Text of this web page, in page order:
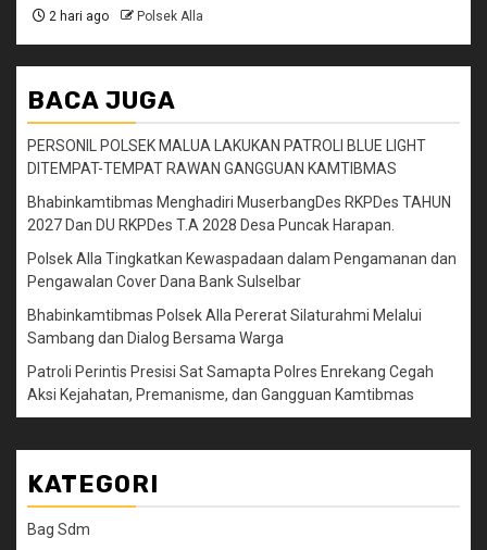
2 hari ago Polsek Alla
BACA JUGA
PERSONIL POLSEK MALUA LAKUKAN PATROLI BLUE LIGHT
DITEMPAT-TEMPAT RAWAN GANGGUAN KAMTIBMAS
Bhabinkamtibmas Menghadiri MuserbangDes RKPDes TAHUN
2027 Dan DU RKPDes T.A 2028 Desa Puncak Harapan.
Polsek Alla Tingkatkan Kewaspadaan dalam Pengamanan dan
Pengawalan Cover Dana Bank Sulselbar
Bhabinkamtibmas Polsek Alla Pererat Silaturahmi Melalui
Sambang dan Dialog Bersama Warga
Patroli Perintis Presisi Sat Samapta Polres Enrekang Cegah
Aksi Kejahatan, Premanisme, dan Gangguan Kamtibmas
KATEGORI
Bag Sdm